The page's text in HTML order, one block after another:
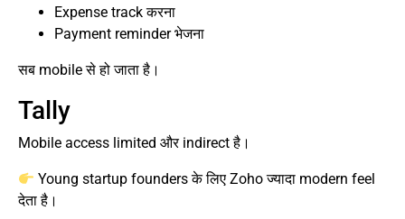
Expense track करना
Payment reminder भेजना
सब mobile से हो जाता है।
Tally
Mobile access limited और indirect है।
Young startup founders के लिए Zoho ज्यादा modern feel
देता है।